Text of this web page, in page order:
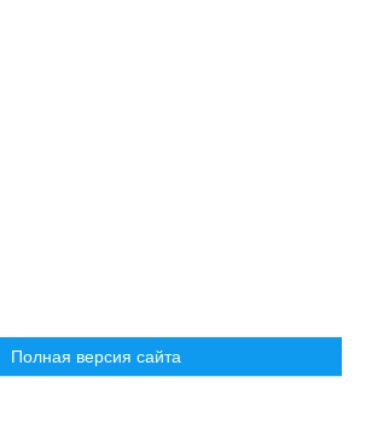
Полная версия сайта